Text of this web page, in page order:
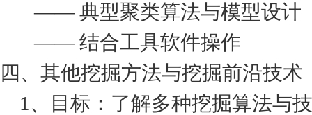
—— 典型聚类算法与模型设计
—— 结合工具软件操作
四、其他挖掘方法与挖掘前沿技术
1、目标：了解多种挖掘算法与